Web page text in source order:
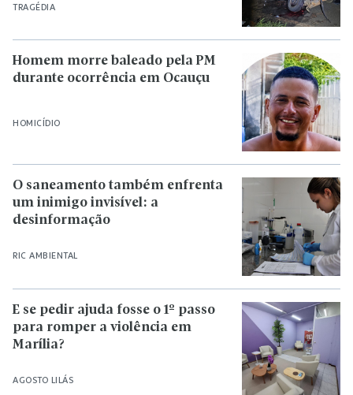
TRAGÉDIA
HOMICÍDIO
Homem morre baleado pela PM
durante ocorrência em Ocauçu
RIC AMBIENTAL
O saneamento também enfrenta
um inimigo invisível: a
desinformação
AGOSTO LILÁS
E se pedir ajuda fosse o 1º passo
para romper a violência em
Marília?